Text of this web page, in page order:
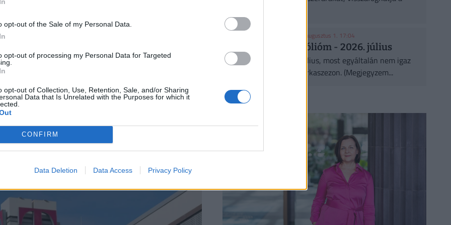
opt-out of the Sale of my Personal Data.
opt-out of processing my Personal Data for Targeted
opt-out of Collection, Use, Retention, Sale, and/or Sharing
Data that Is Unrelated with the Purposes for which it
CONFIRM
Data Deletion Data Access Privacy Policy
szólhat hozzá. | 2026. augusztus 1. 17:04
Az osztalék portfólióm - 2026. július
Egész aktív lett ez a július, most egyáltalán nem igaz
az, hogy a nyár az uborkaszezon. (Megjegyzem...
CÍMLAPRÓL AJÁNLJUK